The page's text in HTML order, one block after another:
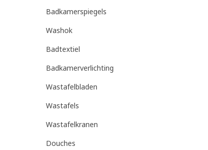
Badkamerspiegels
Washok
Badtextiel
Badkamerverlichting
Wastafelbladen
Wastafels
Wastafelkranen
Douches